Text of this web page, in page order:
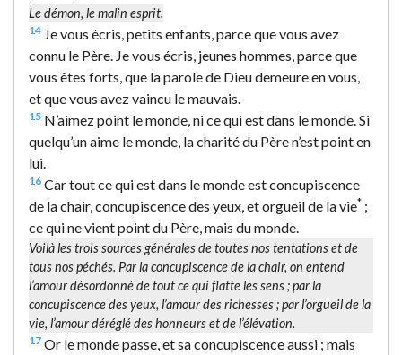
Le démon, le malin esprit.
14 Je vous écris, petits enfants, parce que vous avez
connu le Père. Je vous écris, jeunes hommes, parce que
vous êtes forts, que la parole de Dieu demeure en vous,
et que vous avez vaincu le mauvais.
15 N’aimez point le monde, ni ce qui est dans le monde. Si
quelqu’un aime le monde, la charité du Père n’est point en
lui.
16 Car tout ce qui est dans le monde est concupiscence
de la chair, concupiscence des yeux, et orgueil de la vie* ;
ce qui ne vient point du Père, mais du monde.
Voilà les trois sources générales de toutes nos tentations et de
tous nos péchés. Par la concupiscence de la chair, on entend
l’amour désordonné de tout ce qui flatte les sens ; par la
concupiscence des yeux, l’amour des richesses ; par l’orgueil de la
vie, l’amour déréglé des honneurs et de l’élévation.
17 Or le monde passe, et sa concupiscence aussi ; mais